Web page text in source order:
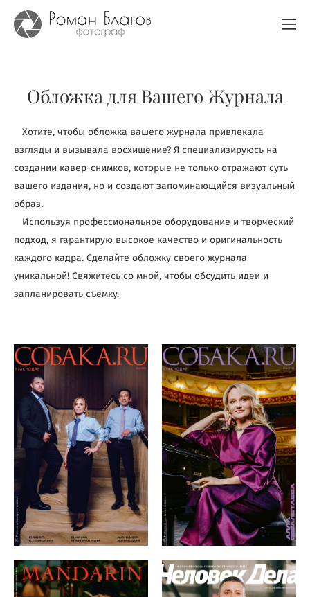
Обложка для Вашего Журнала
Хотите, чтобы обложка вашего журнала привлекала
взгляды и вызывала восхищение? Я специализируюсь на
создании кавер-снимков, которые не только отражают суть
вашего издания, но и создают запоминающийся визуальный
образ.
Используя профессиональное оборудование и творческий
подход, я гарантирую высокое качество и оригинальность
каждого кадра. Сделайте обложку своего журнала
уникальной! Свяжитесь со мной, чтобы обсудить идеи и
запланировать съемку.